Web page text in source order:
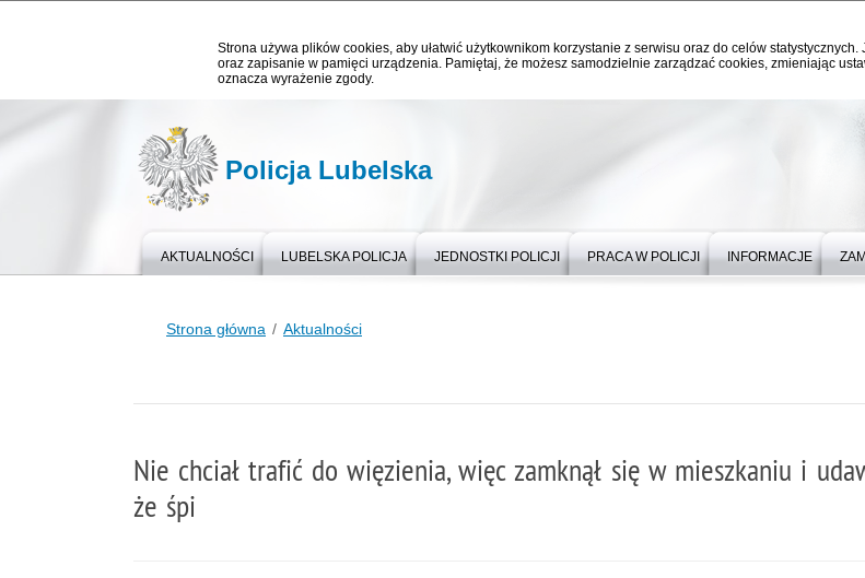
Strona używa plików cookies, aby ułatwić użytkownikom korzystanie z serwisu oraz do celów
oraz zapisanie w pamięci urządzenia. Pamiętaj, że możesz samodzielnie zarządzać cookies, zmieniając
oznacza wyrażenie zgody.
Policja Lubelska
AKTUALNOŚCI LUBELSKA POLICJA JEDNOSTKI POLICJI PRACA W POLICJI INFORMACJE
Strona główna Aktualności
Nie chciał trafić do więzienia, więc zamknął się w mieszkaniu i
że śpi